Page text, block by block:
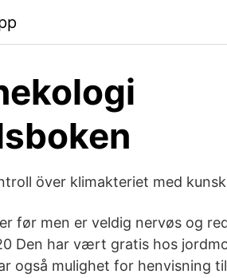
över klimakteriet med
før men er veldig nervøs og
Den har vært gratis hos
også mulighet for henvisning